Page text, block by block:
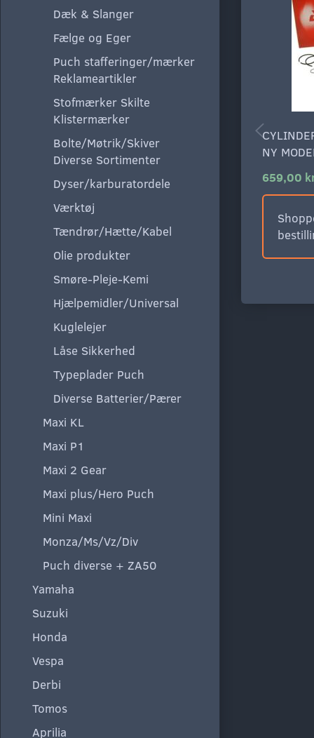
Dæk & Slanger
Fælge og Eger
Puch stafferinger/mærker
Reklameartikler
Stofmærker Skilte
Klistermærker
Bolte/Møtrik/Skiver
Diverse Sortimenter
Dyser/karburatordele
Værktøj
Tændrør/Hætte/Kabel
Olie produkter
Smøre-Pleje-Kemi
Hjælpemidler/Universal
Kuglelejer
Låse Sikkerhed
Typeplader Puch
Diverse Batterier/Pærer
Maxi KL
Maxi P1
Maxi 2 Gear
Maxi plus/Hero Puch
Mini Maxi
Monza/Ms/Vz/Div
Puch diverse + ZA50
Yamaha
Suzuki
Honda
Vespa
Derbi
Tomos
Aprilia
NY
659,00